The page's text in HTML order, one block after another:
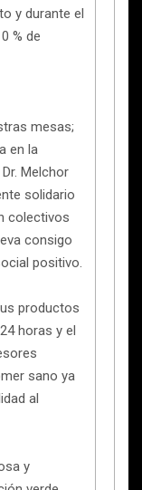
y durante el
% de
mesas;
en la
Melchor
solidario
colectivos
consigo
positivo.
productos
horas y el
sano ya
al
y